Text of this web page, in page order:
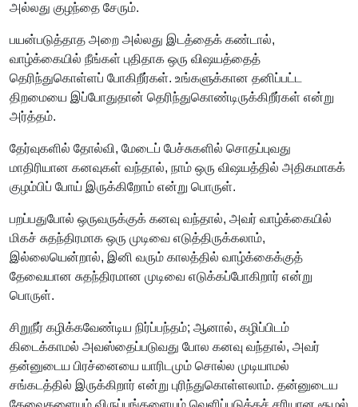
அல்லது குழந்தை சேரும்.
பயன்படுத்தாத அறை அல்லது இடத்தைக் கண்டால்,
வாழ்க்கையில் நீங்கள் புதிதாக ஒரு விஷயத்தைத்
தெரிந்துகொள்ளப் போகிறீர்கள். உங்களுக்கான தனிப்பட்ட
திறமையை இப்போதுதான் தெரிந்துகொண்டிருக்கிறீர்கள் என்று
அர்த்தம்.
தேர்வுகளில் தோல்வி, மேடைப் பேச்சுகளில் சொதப்புவது
மாதிரியான கனவுகள் வந்தால், நாம் ஒரு விஷயத்தில் அதிகமாகக்
குழம்பிப் போய் இருக்கிறோம் என்று பொருள்.
பறப்பதுபோல் ஒருவருக்குக் கனவு வந்தால், அவர் வாழ்க்கையில்
மிகச் சுதந்திரமாக ஒரு முடிவை எடுத்திருக்கலாம்,
இல்லையென்றால், இனி வரும் காலத்தில் வாழ்க்கைக்குத்
தேவையான சுதந்திரமான முடிவை எடுக்கப்போகிறார் என்று
பொருள்.
சிறுநீர் கழிக்கவேண்டிய நிர்ப்பந்தம்; ஆனால், கழிப்பிடம்
கிடைக்காமல் அவஸ்தைப்படுவது போல கனவு வந்தால், அவர்
தன்னுடைய பிரச்னையை யாரிடமும் சொல்ல முடியாமல்
சங்கடத்தில் இருக்கிறார் என்று புரிந்துகொள்ளலாம். தன்னுடைய
தேவைகளையும் விருப்பங்களையும் வெளிப்படுத்தச் சரியான சூழல்